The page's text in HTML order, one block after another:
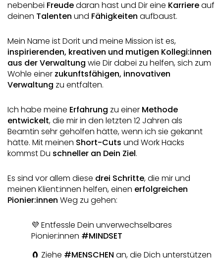
nebenbei Freude daran hast und Dir eine Karriere auf
deinen Talenten und Fähigkeiten aufbaust.
inspirierenden, kreativen und mutigen Kollegi:innen
aus der Verwaltung wie Dir dabei zu helfen, sich zum
Wohle einer zukunftsfähigen, innovativen
Verwaltung zu entfalten.
Ich habe meine Erfahrung zu einer Methode
entwickelt, die mir in den letzten 12 Jahren als
Beamtin sehr geholfen hätte, wenn ich sie gekannt
hätte. Mit meinen Short-Cuts und Work Hacks
kommst Du schneller an Dein Ziel.
Es sind vor allem diese drei Schritte, die mir und
meinen Klient:innen helfen, einen erfolgreichen
Pionier:innen Weg zu gehen:
💜 Entfessle Dein unverwechselbares
Pionier:innen #MINDSET
🧲 Ziehe #MENSCHEN an, die Dich unterstützen